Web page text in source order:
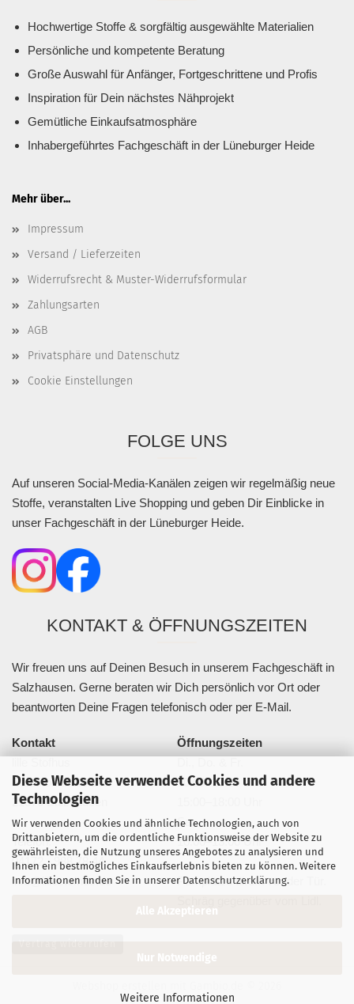
Diese Webseite verwendet Cookies und andere
Technologien
Wir verwenden Cookies und ähnliche Technologien, auch von
Drittanbietern, um die ordentliche Funktionsweise der Website zu
gewährleisten, die Nutzung unseres Angebotes zu analysieren und
Ihnen ein bestmögliches Einkaufserlebnis bieten zu können. Weitere
Informationen finden Sie in unserer Datenschutzerklärung.
Alle Akzeptieren
Nur Notwendige
Weitere Informationen
Hochwertige Stoffe & sorgfältig ausgewählte Materialien
Persönliche und kompetente Beratung
Große Auswahl für Anfänger, Fortgeschrittene und Profis
Inspiration für Dein nächstes Nähprojekt
Gemütliche Einkaufsatmosphäre
Inhabergeführtes Fachgeschäft in der Lüneburger Heide
Mehr über...
Impressum
Versand / Lieferzeiten
Widerrufsrecht & Muster-Widerrufsformular
Zahlungsarten
AGB
Privatsphäre und Datenschutz
Cookie Einstellungen
FOLGE UNS
Auf unseren Social-Media-Kanälen zeigen wir regelmäßig neue
Stoffe, veranstalten Live Shopping und geben Dir Einblicke in
unser Fachgeschäft in der Lüneburger Heide.
KONTAKT & ÖFFNUNGSZEITEN
Wir freuen uns auf Deinen Besuch in unserem Fachgeschäft in
Salzhausen. Gerne beraten wir Dich persönlich vor Ort oder
beantworten Deine Fragen telefonisch oder per E-Mail.
Kontakt
Bahnhofstraße 20a
21376 Salzhausen
Telefon:
04172 - 988 78 44
info@lillestofhus.de
Öffnungszeiten
10:00–13:00 Uhr
Sa.
10:00–13:00 Uhr
Parkplätze direkt vor der Tür.
Vertrag widerrufen